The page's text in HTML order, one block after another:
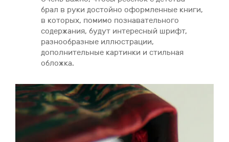
брал в руки достойно оформленные книги,
в которых, помимо познавательного
содержания, будут интересный шрифт,
разнообразные иллюстрации,
дополнительные картинки и стильная
обложка.